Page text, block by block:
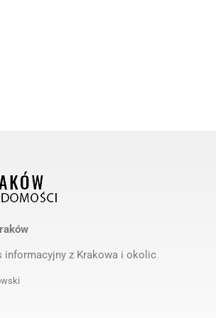
informacyjny z Krakowa i okolic
(komunikat)